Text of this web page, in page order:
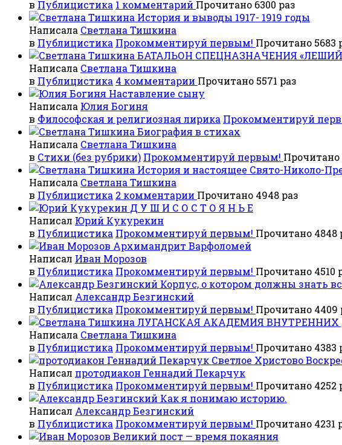
в Публицистика 1 комментарий Прочитано 6300 раз
История и выводы 1917- 1919 годы
Написала Светлана Тишкина
в Публицистика Прокомментируй первым! Прочитано 5683
БАТАЛЬОН СПЕЦНАЗНАЧЕНИЯ «ЛЕШИЙ»
Написала Светлана Тишкина
в Публицистика 4 комментарии Прочитано 5571 раз
Наставление сыну
Написала Юлия Богиня
в Философская и религиозная лирика Прокомментируй
Биография в стихах
Написала Светлана Тишкина
в Стихи (без рубрики) Прокомментируй первым! Прочитано
История и настоящее Свято-Николо-
Написала Светлана Тишкина
в Публицистика 2 комментарии Прочитано 4948 раз
Д У Ш И С О С Т О Я Н Ь Е
Написал Юрий Кукурекин
в Публицистика Прокомментируй первым! Прочитано 4848
Архимандрит Варфоломей
Написал Иван Морозов
в Публицистика Прокомментируй первым! Прочитано 4510
Корпус, о котором должны знать
Написал Александр Безгинский
в Публицистика Прокомментируй первым! Прочитано 4409
ЛУГАНСКАЯ АКАДЕМИЯ ВНУТРЕННИХ
Написала Светлана Тишкина
в Публицистика Прокомментируй первым! Прочитано 4383
Светлое Христово
Написал протодиакон Геннадий Пекарчук
в Публицистика Прокомментируй первым! Прочитано 4252
Как я понимаю историю.
Написал Александр Безгинский
в Публицистика Прокомментируй первым! Прочитано 4231
Великий пост — время покаяния